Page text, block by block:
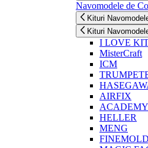
Navomodele de
Kituri
Kituri
I LOVE
MisterCraft
ICM
AIRFIX
ACADEMY
HELLER
MENG